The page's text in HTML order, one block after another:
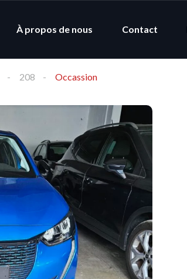
À propos de nous Contact
208 Occassion